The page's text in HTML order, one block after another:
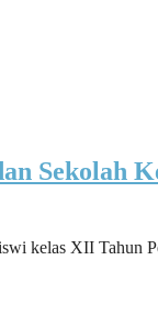
Sekolah
kelas XII Tahun